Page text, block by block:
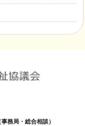
事務局・総合相談）